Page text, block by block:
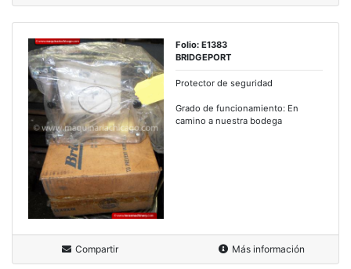
Folio: E1383
BRIDGEPORT
Protector de seguridad
Grado de funcionamiento: En
camino a nuestra bodega
Compartir Más información